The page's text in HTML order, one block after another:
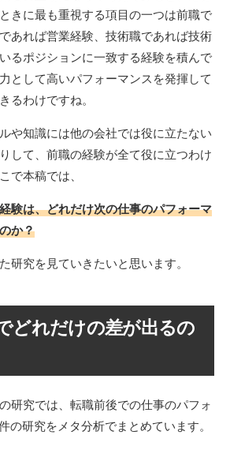
きに最も重視する項目の一つは前職で
あれば営業経験、技術職であれば技術
るポジションに一致する経験を積んで
として高いパフォーマンスを発揮して
るわけですね。
や知識には他の会社では役に立たない
して、前職の経験が全て役に立つわけ
で本稿では、
験は、どれだけ次の仕事のパフォーマ
か？
研究を見ていきたいと思います。
どれだけの差が出るの
研究では、転職前後での仕事のパフォ
の研究をメタ分析でまとめています。